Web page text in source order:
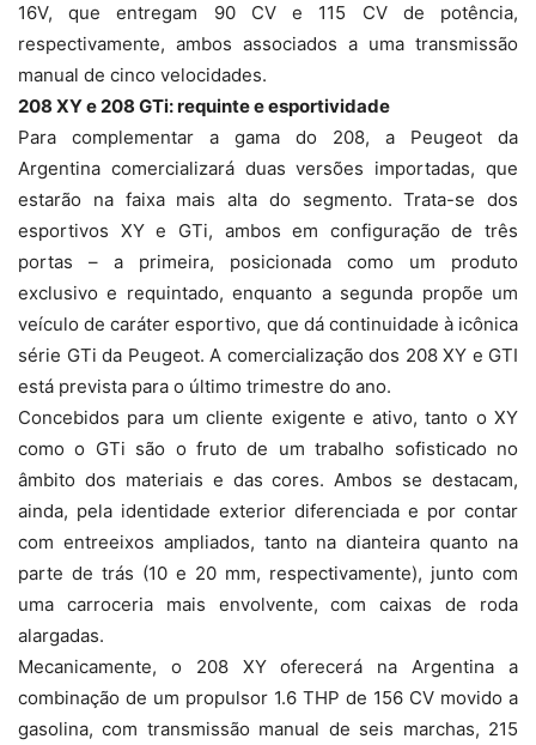
16V, que entregam 90 CV e 115 CV de potência,
respectivamente, ambos associados a uma transmissão
manual de cinco velocidades.
208 XY e 208 GTi: requinte e esportividade
Para complementar a gama do 208, a Peugeot da
Argentina comercializará duas versões importadas, que
estarão na faixa mais alta do segmento. Trata-se dos
esportivos XY e GTi, ambos em configuração de três
portas – a primeira, posicionada como um produto
exclusivo e requintado, enquanto a segunda propõe um
veículo de caráter esportivo, que dá continuidade à icônica
série GTi da Peugeot. A comercialização dos 208 XY e GTI
está prevista para o último trimestre do ano.
Concebidos para um cliente exigente e ativo, tanto o XY
como o GTi são o fruto de um trabalho sofisticado no
âmbito dos materiais e das cores. Ambos se destacam,
ainda, pela identidade exterior diferenciada e por contar
com entreeixos ampliados, tanto na dianteira quanto na
parte de trás (10 e 20 mm, respectivamente), junto com
uma carroceria mais envolvente, com caixas de roda
alargadas.
Mecanicamente, o 208 XY oferecerá na Argentina a
combinação de um propulsor 1.6 THP de 156 CV movido a
gasolina, com transmissão manual de seis marchas, 215